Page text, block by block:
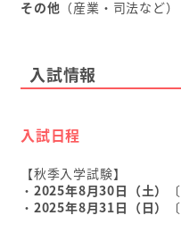
その他 （産業・司法など）
入試情報
入試日程
【秋季入学試験】
・ 2025年8月30日（土）
・ 2025年8月31日（日）